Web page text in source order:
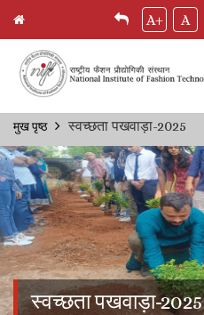
Skip
main
content
A+ A
Breadcrumb
मुख पृष्ठ स्वच्छता पखवाड़ा-2025
स्वच्छता पखवाड़ा-2025